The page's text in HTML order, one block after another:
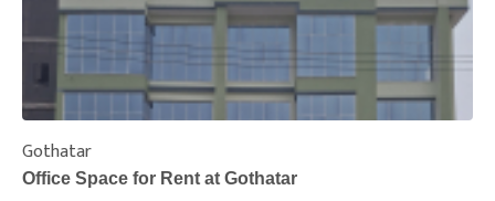
Gothatar
Office Space for Rent at Gothatar